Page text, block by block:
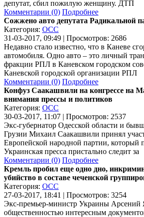
депутат, сбил пожилую женщину. ДТП
Комментарии (0) Подробнее
Сожжено авто депутата Радикальной
Категория: ОСС
31-03-2017, 09:49 | Просмотров: 2686
Недавно стало известно, что в Каневе
автомобиля. Одно авто – это личный
фракции РПЛ в Каневском городском
Каневской городской организации РПЛ
Комментарии (0) Подробнее
Конфуз Саакашвили на конгрессе на
внимания прессы и политиков
Категория: ОСС
30-03-2017, 11:07 | Просмотров: 2537
Экс-губернатор Одесской области и
Грузии Михаил Саакашвили принял
Европейской народной партии, который
Украинская пресса пристально следит за
Комментарии (0) Подробнее
Кремль пробил еще одно дно,
убийство в составе чеченской
Категория: ОСС
27-03-2017, 18:41 | Просмотров: 3254
Экс-премьер-министр Украины Арсений
общественностью интересным